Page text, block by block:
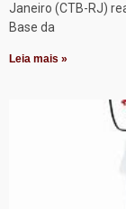
Janeiro (CTB-RJ)
Base da
Leia mais »